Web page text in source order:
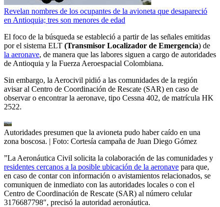
Revelan nombres de los ocupantes de la avioneta que desapareció
en Antioquia; tres son menores de edad
El foco de la búsqueda se estableció a partir de las señales emitidas
por el sistema ELT (Transmisor Localizador de Emergencia) de
la aeronave, de manera que las labores siguen a cargo de autoridades
de Antioquia y la Fuerza Aeroespacial Colombiana.
Sin embargo, la Aerocivil pidió a las comunidades de la región
avisar al Centro de Coordinación de Rescate (SAR) en caso de
observar o encontrar la aeronave, tipo Cessna 402, de matrícula HK
2522.
Autoridades presumen que la avioneta pudo haber caído en una
zona boscosa. | Foto: Cortesía campaña de Juan Diego Gómez
”La Aeronáutica Civil solicita la colaboración de las comunidades y
residentes cercanos a la posible ubicación de la aeronave para que,
en caso de contar con información o avistamientos relacionados, se
comuniquen de inmediato con las autoridades locales o con el
Centro de Coordinación de Rescate (SAR) al número celular
3176687798″, precisó la autoridad aeronáutica.